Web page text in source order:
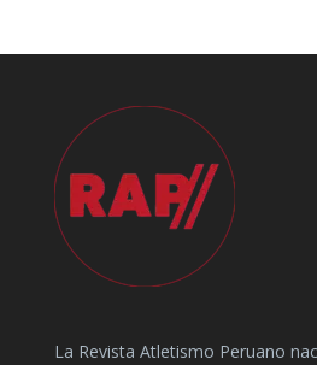
La Revista Atletismo Peruano